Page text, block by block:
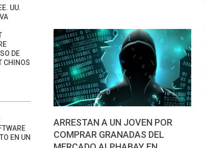
ARRESTAN A UN JOVEN POR
COMPRAR GRANADAS DEL
UU.
DE
CHINOS
EN UN